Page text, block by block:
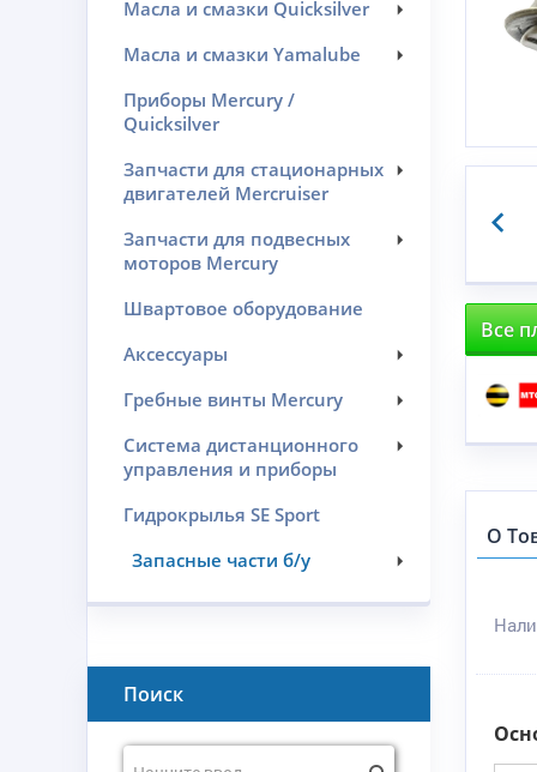
Масла и смазки Quicksilver
Масла и смазки Yamalube
Приборы Mercury /
Quicksilver
Запчасти для стационарных
двигателей Mercruiser
Запчасти для подвесных
моторов Mercury
Швартовое оборудование
Аксессуары
Гребные винты Mercury
Система дистанционного
управления и приборы
Гидрокрылья SE Sport
Запасные части б/у
Поиск
Все
О